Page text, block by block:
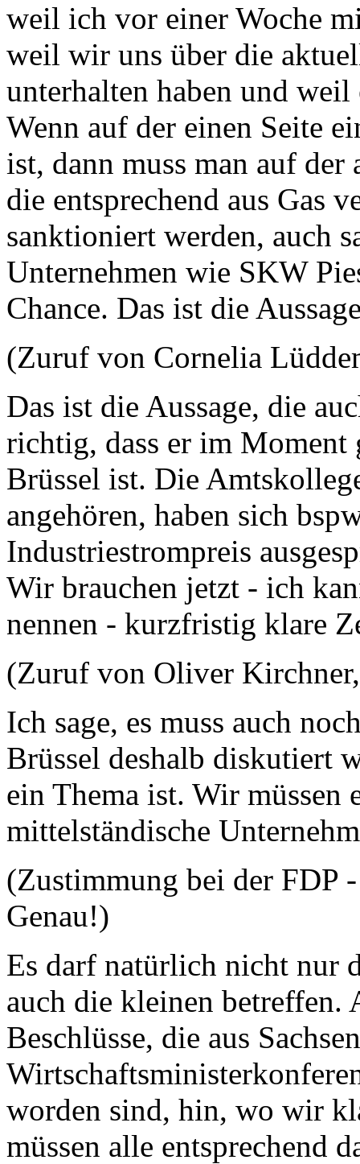
weil ich vor einer Woche
weil wir uns über die
unterhalten haben und
Wenn auf der einen Seite
ist, dann muss man auf der
die entsprechend aus Gas
sanktioniert werden, auch
Unternehmen wie SKW
Chance. Das ist die
(Zuruf von Cornelia
Das ist die Aussage, die
richtig, dass er im
Brüssel ist. Die
angehören, haben sich
Industriestrompreis
Wir brauchen jetzt - ich
nennen - kurzfristig klare
(Zuruf von Oliver
Ich sage, es muss auch
Brüssel deshalb diskutiert
ein Thema ist. Wir müssen
mittelständische
(Zustimmung bei der FDP
Genau!)
Es darf natürlich nicht nur
auch die kleinen betreffen.
Beschlüsse, die aus
worden sind, hin, wo wir
müssen alle entsprechend